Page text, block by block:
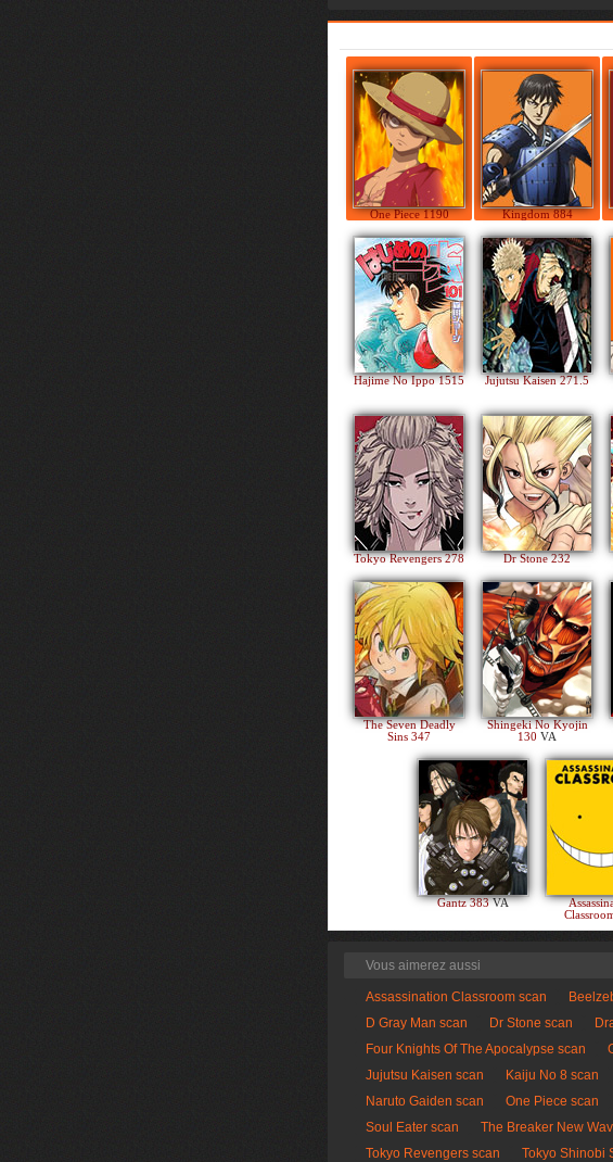
One Piece 1190 Kingdom 884
Hajime No Ippo 1515 Jujutsu Kaisen 271.5
Tokyo Revengers 278 Dr Stone 232
The Seven Deadly
Sins 347
Shingeki No Kyojin
130 VA
Gantz 383VA
Vous aimerez aussi
Assassination Classroom scan
D Gray Man scan
Dr Stone scan
Four Knights Of The Apocalypse scan
Jujutsu Kaisen scan
Kaiju No 8 scan
Naruto Gaiden scan
One Piece scan
Soul Eater scan
The Breaker New
Tokyo Revengers scan
Tokyo Shinobi